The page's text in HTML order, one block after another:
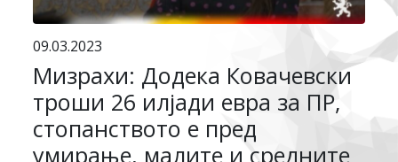
09.03.2023
Мизрахи: Додека Ковачевски
троши 26 илјади евра за ПР,
стопанството е пред
умирање, малите и средните